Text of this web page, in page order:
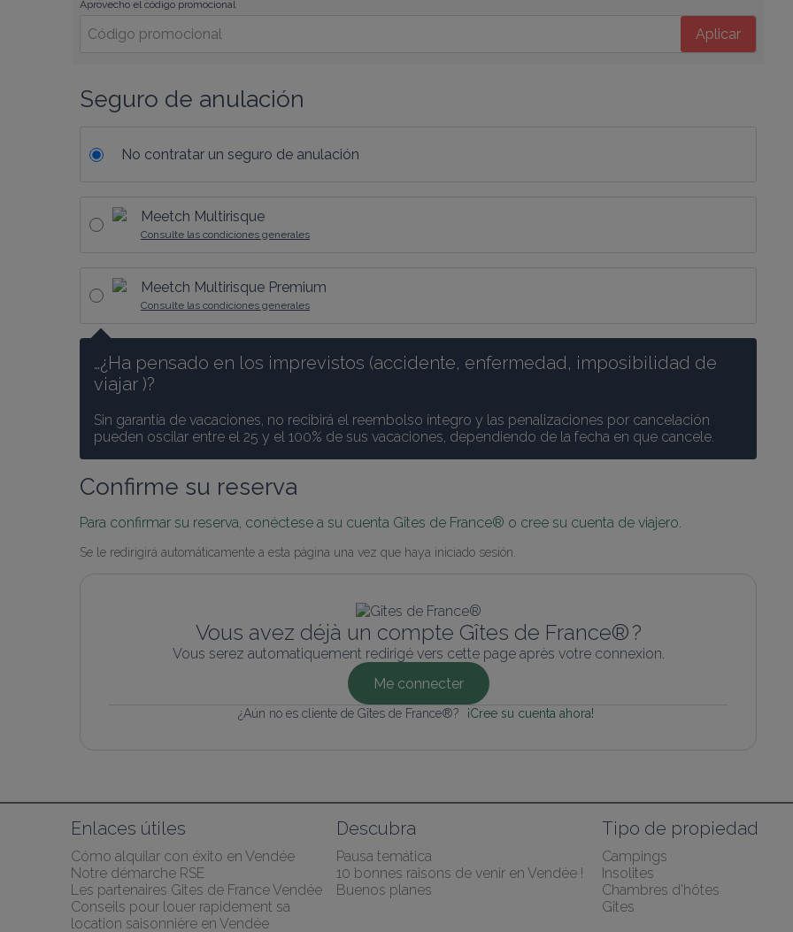
Aprovecho el código promocional
Aplicar
Seguro de anulación
No contratar un seguro de anulación
Meetch Multirisque
Consulte las condiciones generales
Meetch Multirisque Premium
Consulte las condiciones generales
…¿Ha pensado en los imprevistos (accidente, enfermedad, imposibilidad de
viajar )?
Sin garantía de vacaciones, no recibirá el reembolso íntegro y las penalizaciones por cancelación
pueden oscilar entre el 25 y el 100% de sus vacaciones, dependiendo de la fecha en que cancele.
Confirme su reserva
Para confirmar su reserva, conéctese a su cuenta Gîtes de France® o cree su cuenta de viajero.
Se le redirigirá automáticamente a esta página una vez que haya iniciado sesión.
Vous avez déjà un compte Gîtes de France® ?
Vous serez automatiquement redirigé vers cette page après votre connexion.
Me connecter
¿Aún no es cliente de Gîtes de France®? ¡Cree su cuenta ahora!
Enlaces útiles
Cómo alquilar con éxito en Vendée
Notre démarche RSE
Les partenaires Gites de France Vendée
Conseils pour louer rapidement sa
location saisonnière en Vendée
Descubra
Pausa temática
10 bonnes raisons de venir en Vendée !
Buenos planes
Tipo de propiedad
Campings
Insolites
Chambres d'hôtes
Gîtes